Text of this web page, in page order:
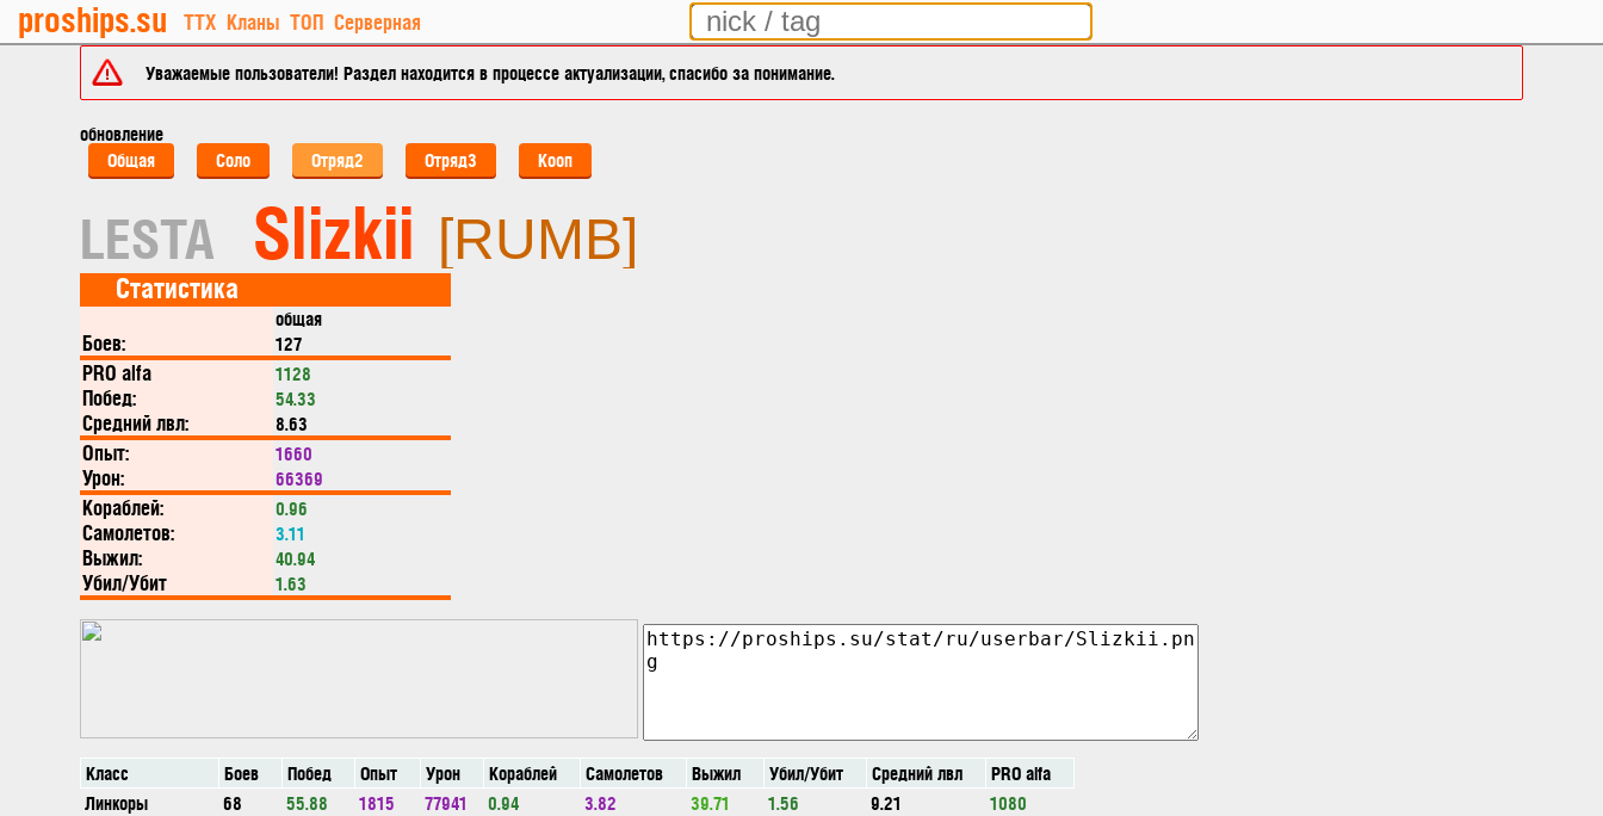
proships.su ТТХ Кланы ТОП Серверная
Уважаемые пользователи! Раздел находится в процессе актуализации, спасибо за понимание.
обновление
Общая
Соло Отряд2 Отряд3 Кооп
LESTA Slizkii [RUMB]
Статистика
общая
Боев: 127
PRO alfa 1128
Побед: 54.33
Средний лвл: 8.63
Опыт: 1660
Урон: 66369
Кораблей: 0.96
Самолетов: 3.11
Выжил: 40.94
Убил/Убит 1.63
Класс Боев Побед Опыт Урон Кораблей Самолетов Выжил Убил/Убит Средний лвл
PRO alfa
Линкоры
68 55.88 1815 77941 0.94 3.82 39.71 1.56 9.21
1080